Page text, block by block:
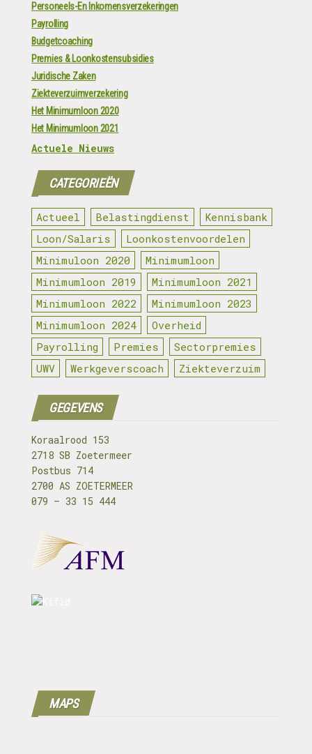
Personeels-En Inkomensverzekeringen
Payrolling
Budgetcoaching
Premies & Loonkostensubsidies
Juridische Zaken
Ziekteverzuimverzekering
Het Minimumloon 2020
Het Minimumloon 2021
Actuele Nieuws
CATEGORIEËN
Actueel Belastingdienst
Kennisbank
Loon/Salaris
Loonkostenvoordelen
Minimuloon 2020
Minimumloon
Minimumloon 2019
Minimumloon 2021
Minimumloon 2022
Minimumloon 2023
Minimumloon 2024
Overheid
Payrolling
Premies
Sectorpremies
UWV
Werkgeverscoach Ziekteverzuim
GEGEVENS
Koraalrood 153
2718 SB Zoetermeer
Postbus 714
2700 AS ZOETERMEER
079 – 33 15 444
MAPS